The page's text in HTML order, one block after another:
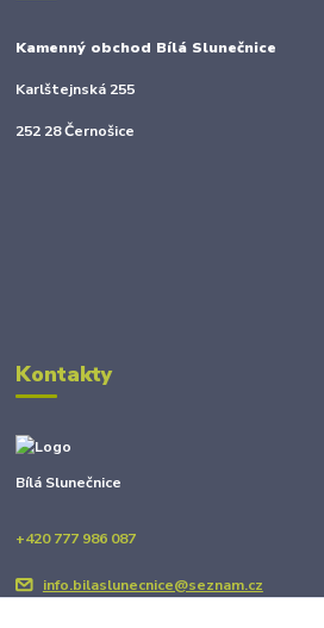
Kamenný obchod Bílá Slunečnice
Karlštejnská 255
252 28 Černošice
Kontakty
Bílá Slunečnice
+420 777 986 087
info.bilaslunecnice@seznam.cz